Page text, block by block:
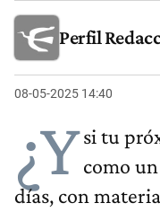
Perfil
08-05-2025 14:40
¿Ysi tu
como
días, con